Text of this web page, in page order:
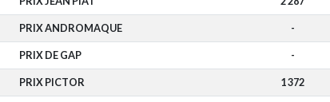
PRIX ANDROMAQUE -
PRIX DE GAP -
PRIX PICTOR 1 372